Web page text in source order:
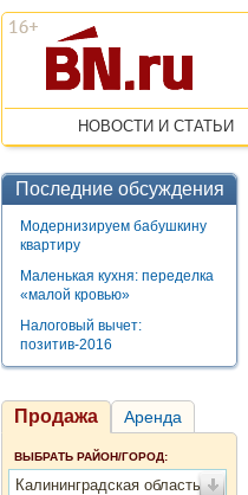
НОВОСТИ И СТАТЬИ
Последние обсуждения
Модернизируем бабушкину
квартиру
Маленькая кухня: переделка
«малой кровью»
Налоговый вычет:
позитив-2016
Продажа Аренда
ВЫБРАТЬ РАЙОН/ГОРОД:
Калининградская область